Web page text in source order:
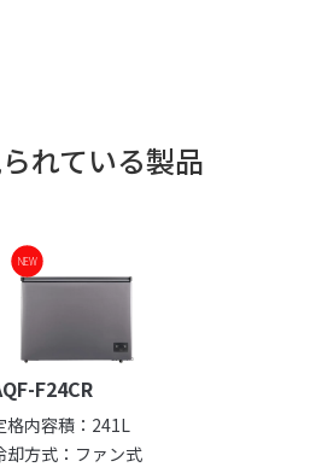
れている製品
NEW
F24CR
格内容積：241L
却方式：ファン式